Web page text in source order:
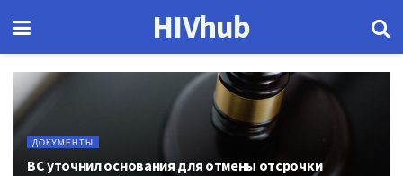
HIVhub
ДОКУМЕНТЫ
ВС уточнил основания для отмены отсрочки